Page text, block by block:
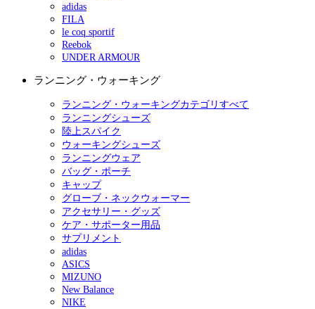
adidas
FILA
le coq sportif
Reebok
UNDER ARMOUR
ランニング・ウォーキング
ランニング・ウォーキングカテゴリすべて
ランニングシューズ
陸上スパイク
ウォーキングシューズ
ランニングウェア
バッグ・ポーチ
キャップ
グローブ・ネックウォーマー
アクセサリー・グッズ
ケア・サポーター用品
サプリメント
adidas
ASICS
MIZUNO
New Balance
NIKE